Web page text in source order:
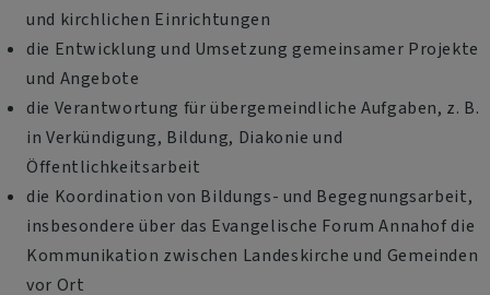
und kirchlichen Einrichtungen
die Entwicklung und Umsetzung gemeinsamer Projekte
und Angebote
die Verantwortung für übergemeindliche Aufgaben, z. B.
in Verkündigung, Bildung, Diakonie und
Öffentlichkeitsarbeit
die Koordination von Bildungs- und Begegnungsarbeit,
insbesondere über das Evangelische Forum Annahof die
Kommunikation zwischen Landeskirche und Gemeinden
vor Ort